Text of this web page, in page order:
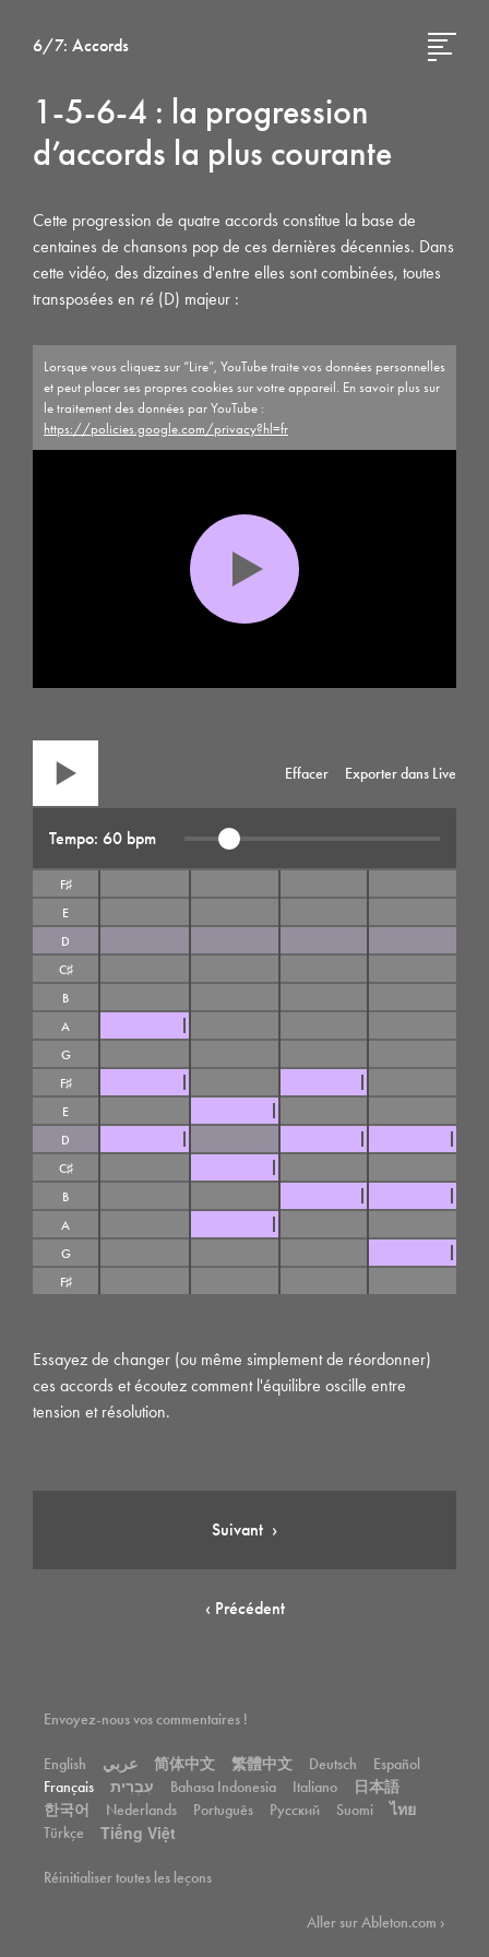
6/7: Accords
1-5-6-4 : la progression
d’accords la plus courante
Cette progression de quatre accords constitue la base de
centaines de chansons pop de ces dernières décennies. Dans
cette vidéo, des dizaines d'entre elles sont combinées, toutes
transposées en ré (D) majeur :
Lorsque vous cliquez sur “Lire”, YouTube traite vos données personnelles
et peut placer ses propres cookies sur votre appareil. En savoir plus sur
le traitement des données par YouTube :
https://policies.google.com/privacy?hl=fr
Effacer Exporter dans Live
Tempo: 60 bpm
F♯
E
D
C♯
B
A
G
F♯
E
D
C♯
B
A
G
F♯
Essayez de changer (ou même simplement de réordonner)
ces accords et écoutez comment l'équilibre oscille entre
tension et résolution.
‹ Précédent
Suivant ›
Envoyez-nous vos commentaires !
English عربي 简体中文 繁體中文 Deutsch
Español
Français
עִבְרִית Bahasa Indonesia Italiano
日本語
한국어
Nederlands Português Pусский Suomi
ไทย
Türkçe
Tiếng Việt
Réinitialiser toutes les leçons
Aller sur Ableton.com ›